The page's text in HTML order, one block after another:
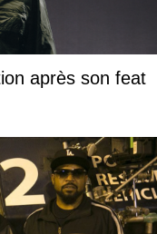
après son feat